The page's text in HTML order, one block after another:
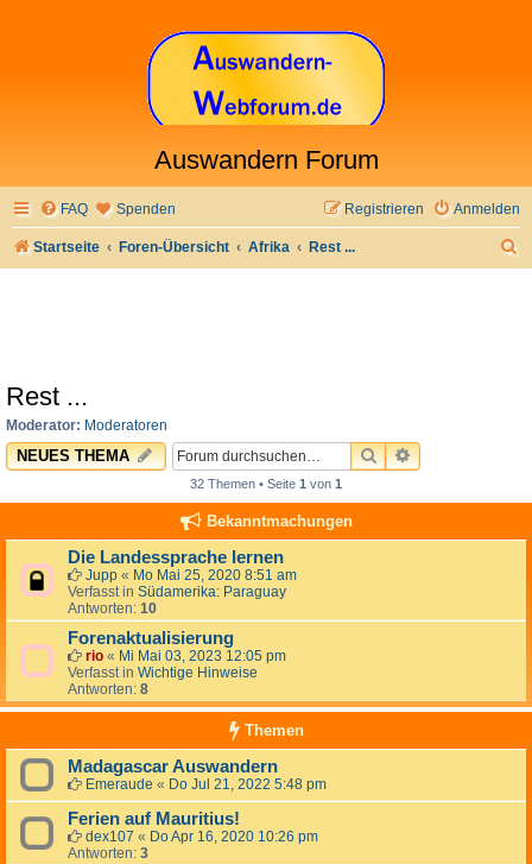
Auswandern Forum
FAQ Spenden Anmelden
Registrieren
Startseite Foren-Übersicht Afrika Rest ...
Rest ...
Moderator: Moderatoren
NEUES THEMA SUCHEERWEITERTE
32 Themen • Seite 1 von 1
Bekanntmachungen
Die Landessprache lernen
Jupp « Mo Mai 25, 2020 8:51 am
Verfasst in Südamerika: Paraguay
Antworten: 10
Forenaktualisierung
rio « Mi Mai 03, 2023 12:05 pm
Verfasst in Wichtige Hinweise
Antworten: 8
Themen
Madagascar Auswandern
Emeraude « Do Jul 21, 2022 5:48 pm
Ferien auf Mauritius!
dex107 « Do Apr 16, 2020 10:26 pm
Antworten: 3